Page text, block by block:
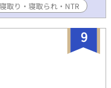
寝取り・寝取られ・NTR
9